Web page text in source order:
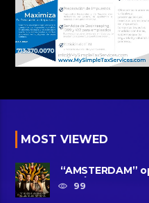
MOST VIEWED
“AMSTERDAM”
October 7, 2022
99